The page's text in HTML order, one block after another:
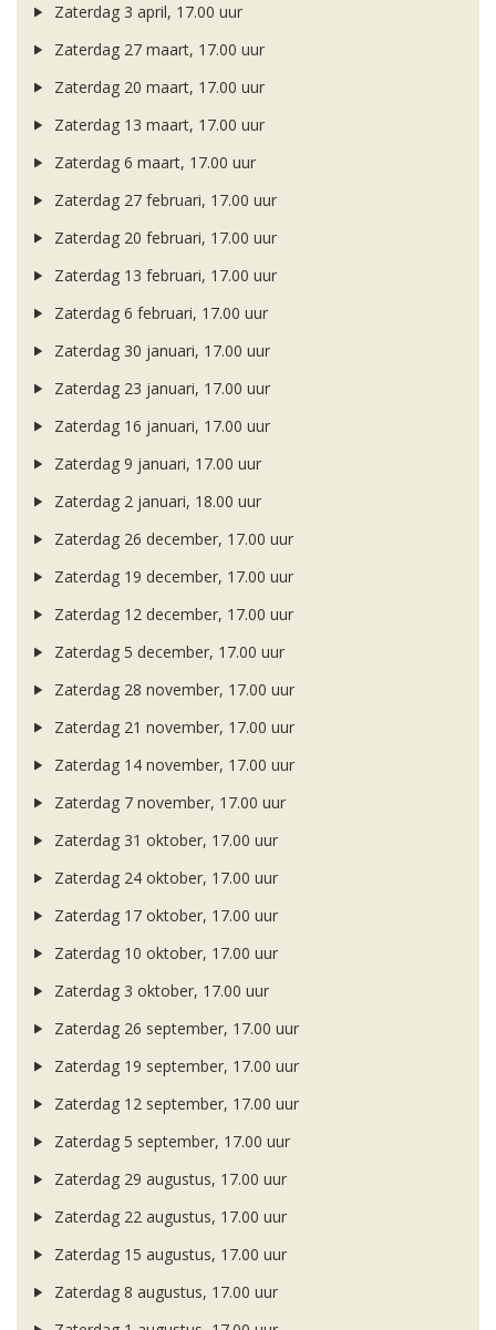
Zaterdag 3 april, 17.00 uur
Zaterdag 27 maart, 17.00 uur
Zaterdag 20 maart, 17.00 uur
Zaterdag 13 maart, 17.00 uur
Zaterdag 6 maart, 17.00 uur
Zaterdag 27 februari, 17.00 uur
Zaterdag 20 februari, 17.00 uur
Zaterdag 13 februari, 17.00 uur
Zaterdag 6 februari, 17.00 uur
Zaterdag 30 januari, 17.00 uur
Zaterdag 23 januari, 17.00 uur
Zaterdag 16 januari, 17.00 uur
Zaterdag 9 januari, 17.00 uur
Zaterdag 2 januari, 18.00 uur
Zaterdag 26 december, 17.00 uur
Zaterdag 19 december, 17.00 uur
Zaterdag 12 december, 17.00 uur
Zaterdag 5 december, 17.00 uur
Zaterdag 28 november, 17.00 uur
Zaterdag 21 november, 17.00 uur
Zaterdag 14 november, 17.00 uur
Zaterdag 7 november, 17.00 uur
Zaterdag 31 oktober, 17.00 uur
Zaterdag 24 oktober, 17.00 uur
Zaterdag 17 oktober, 17.00 uur
Zaterdag 10 oktober, 17.00 uur
Zaterdag 3 oktober, 17.00 uur
Zaterdag 26 september, 17.00 uur
Zaterdag 19 september, 17.00 uur
Zaterdag 12 september, 17.00 uur
Zaterdag 5 september, 17.00 uur
Zaterdag 29 augustus, 17.00 uur
Zaterdag 22 augustus, 17.00 uur
Zaterdag 15 augustus, 17.00 uur
Zaterdag 8 augustus, 17.00 uur